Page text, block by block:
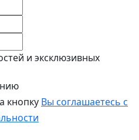
и эксклюзивных
кнопку Вы соглашаетесь с